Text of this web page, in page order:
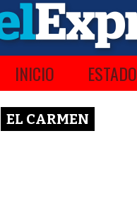
INICIO ESTADO
EL CARMEN